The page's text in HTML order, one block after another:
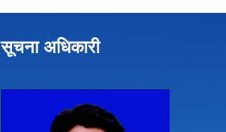
सूचना अधिकारी